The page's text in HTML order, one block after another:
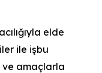
elde
ile işbu
ve amaçlarla